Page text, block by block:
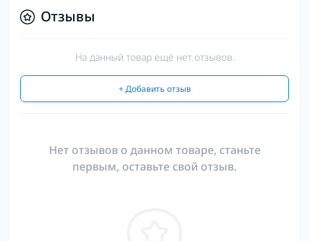
Отзывы
На данный товар ещё нет отзывов.
+ Добавить отзыв
Нет отзывов о данном товаре, станьте
первым, оставьте свой отзыв.